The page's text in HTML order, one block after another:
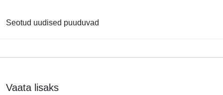
Seotud uudised puuduvad
Vaata lisaks